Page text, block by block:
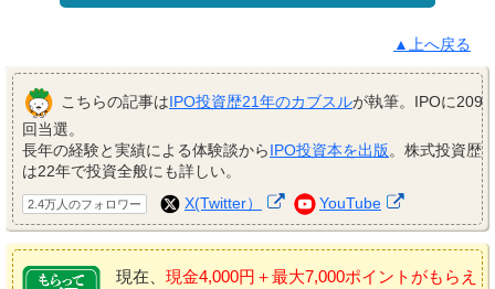
▲上へ戻る
こちらの記事はIPO投資歴21年のカブスルが執筆。IPOに209
回当選。
長年の経験と実績による体験談からIPO投資本を出版。株式投資歴
は22年で投資全般にも詳しい。
2.4万人のフォロワー X(Twitter） YouTube
現在、 現金4,000円＋最大7,000ポイントがもらえ